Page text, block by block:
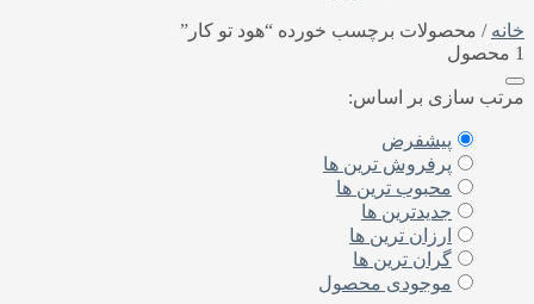
خانه / محصولات برچسب خورده “هود تو کار”
1 محصول
مرتب سازی بر اساس:
پیشفرض
پرفروش ترین ها
محبوب ترین ها
جدیدترین ها
ارزان ترین ها
گران ترین ها
موجودی محصول